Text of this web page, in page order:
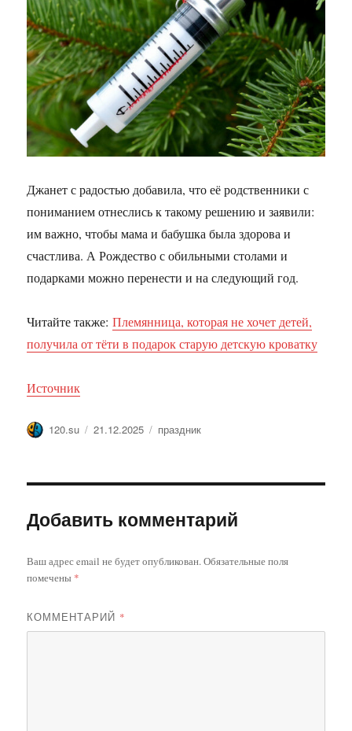
Джанет с радостью добавила, что её родственники с
пониманием отнеслись к такому решению и заявили:
им важно, чтобы мама и бабушка была здорова и
счастлива. А Рождество с обильными столами и
подарками можно перенести и на следующий год.
Читайте также:Племянница, которая не хочет детей,
получила от тёти в подарок старую детскую кроватку
Источник
Автор
120.su Опубликовано
21.12.2025 Метки
праздник
Добавить комментарий
Ваш адрес email не будет опубликован.Обязательные поля
помечены *
КОММЕНТАРИЙ *